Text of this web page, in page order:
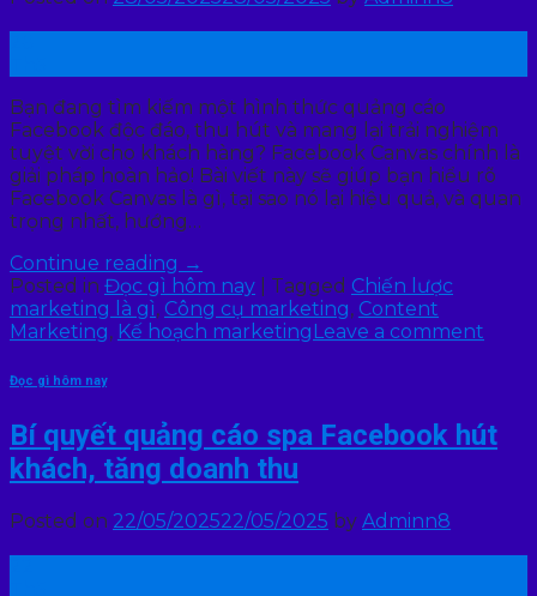
Bạn đang tìm kiếm một hình thức quảng cáo
Facebook độc đáo, thu hút và mang lại trải nghiệm
tuyệt vời cho khách hàng? Facebook Canvas chính là
giải pháp hoàn hảo! Bài viết này sẽ giúp bạn hiểu rõ
Facebook Canvas là gì, tại sao nó lại hiệu quả, và quan
trọng nhất, hướng…
Continue reading →
Posted in Đọc gì hôm nay Tagged Chiến lược
marketing là gì, Công cụ marketing, Content
Marketing, Kế hoạch marketing Leave a comment
Đọc gì hôm nay
Bí quyết quảng cáo spa Facebook hút
khách, tăng doanh thu
Posted on 22/05/202522/05/2025 by Adminn8